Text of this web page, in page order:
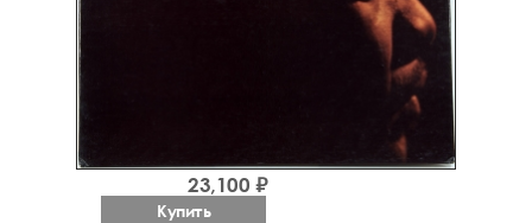
23,100 ₽
Купить